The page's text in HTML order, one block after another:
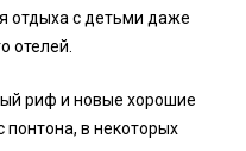
отдыха с детьми даже
отелей.
риф и новые хорошие
понтона, в некоторых